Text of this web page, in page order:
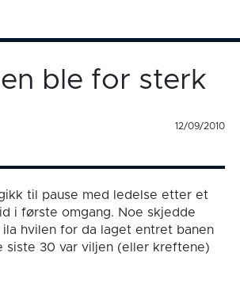
ble for sterk
12/09/2010
til pause med ledelse etter et
i første omgang. Noe skjedde
hvilen for da laget entret banen
siste 30 var viljen (eller kreftene)